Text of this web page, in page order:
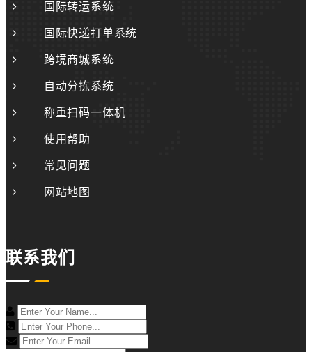
国际转运系统
国际快递打单系统
跨境商城系统
自动分拣系统
称重扫码一体机
使用帮助
常见问题
网站地图
联系我们